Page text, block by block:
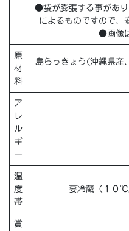
●袋が膨張する事があ
によるものですので、
●画像
原
材
料
島らっきょう(沖縄県産
ア
レ
ル
ギ
ー
温
度
帯
要冷蔵（１０℃
賞